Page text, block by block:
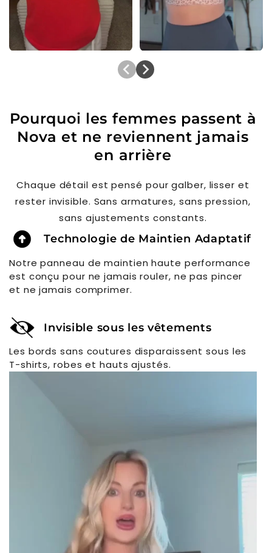
Pourquoi les femmes passent à
Nova et ne reviennent jamais
en arrière
Chaque détail est pensé pour galber, lisser et
rester invisible. Sans armatures, sans pression,
sans ajustements constants.
Technologie de Maintien Adaptatif
Notre panneau de maintien haute performance
est conçu pour ne jamais rouler, ne pas pincer
et ne jamais comprimer.
Invisible sous les vêtements
Les bords sans coutures disparaissent sous les
T-shirts, robes et hauts ajustés.